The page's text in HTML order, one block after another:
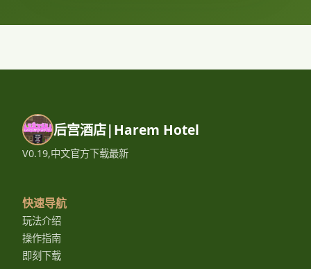
后宫酒店|Harem Hotel
V0.19,中文官方下载最新
快速导航
玩法介绍
操作指南
即刻下载